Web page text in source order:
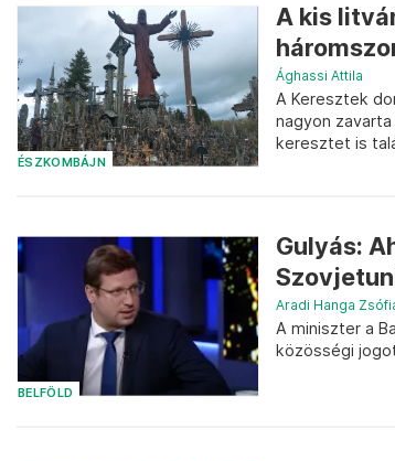
ÉSZKOMBÁJN
A kis
Ághassi Attila
A Keresztek
nagyon
keresztet is
BELFÖLD
Gulyás:
Aradi Hanga
A miniszter a
közösségi